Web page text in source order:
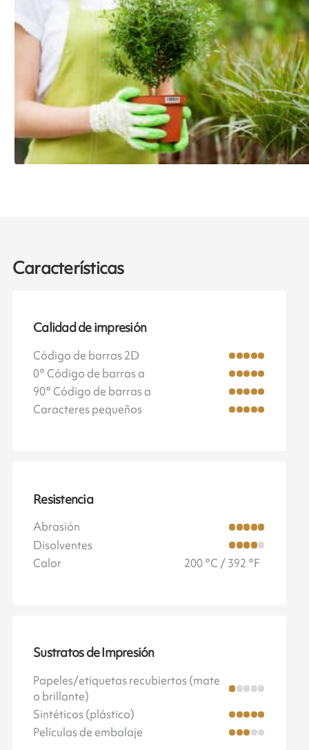
Características
Calidad de impresión
Código de barras 2D
0° Código de barras a
90° Código de barras a
Caracteres pequeños
Resistencia
Abrasión
Disolventes
Calor
200 °C / 392 °F
Sustratos de Impresión
Papeles/etiquetas recubiertos (mate
o brillante)
Sintéticos (plástico)
Películas de embalaje